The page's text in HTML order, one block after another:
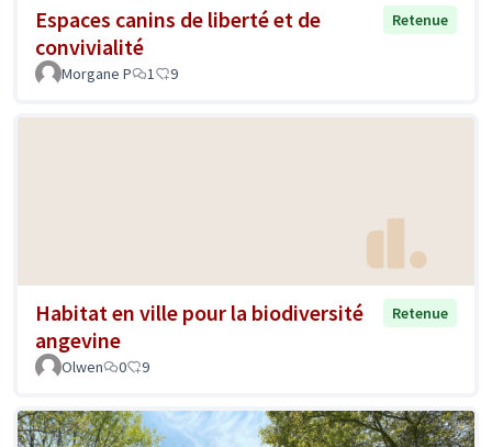
Espaces canins de liberté et de
convivialité
Retenue
Morgane P 1 9
Habitat en ville pour la biodiversité
angevine
Retenue
Olwen 0 9